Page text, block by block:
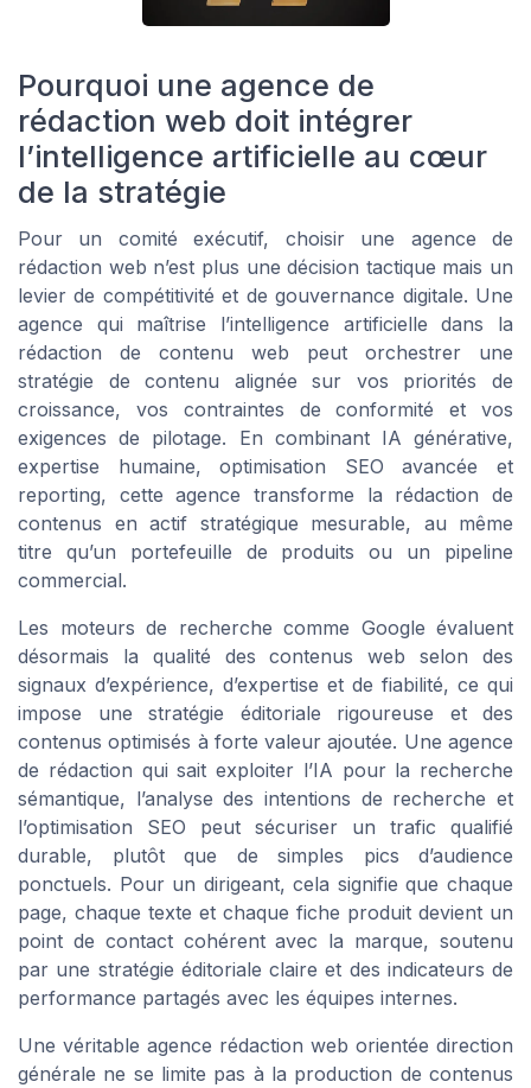
Pourquoi une agence de
rédaction web doit intégrer
l’intelligence artificielle au cœur
de la stratégie
Pour un comité exécutif, choisir une agence de
rédaction web n’est plus une décision tactique mais un
levier de compétitivité et de gouvernance digitale. Une
agence qui maîtrise l’intelligence artificielle dans la
rédaction de contenu web peut orchestrer une
stratégie de contenu alignée sur vos priorités de
croissance, vos contraintes de conformité et vos
exigences de pilotage. En combinant IA générative,
expertise humaine, optimisation SEO avancée et
reporting, cette agence transforme la rédaction de
contenus en actif stratégique mesurable, au même
titre qu’un portefeuille de produits ou un pipeline
commercial.
Les moteurs de recherche comme Google évaluent
désormais la qualité des contenus web selon des
signaux d’expérience, d’expertise et de fiabilité, ce qui
impose une stratégie éditoriale rigoureuse et des
contenus optimisés à forte valeur ajoutée. Une agence
de rédaction qui sait exploiter l’IA pour la recherche
sémantique, l’analyse des intentions de recherche et
l’optimisation SEO peut sécuriser un trafic qualifié
durable, plutôt que de simples pics d’audience
ponctuels. Pour un dirigeant, cela signifie que chaque
page, chaque texte et chaque fiche produit devient un
point de contact cohérent avec la marque, soutenu
par une stratégie éditoriale claire et des indicateurs de
performance partagés avec les équipes internes.
Une véritable agence rédaction web orientée direction
générale ne se limite pas à la production de contenus